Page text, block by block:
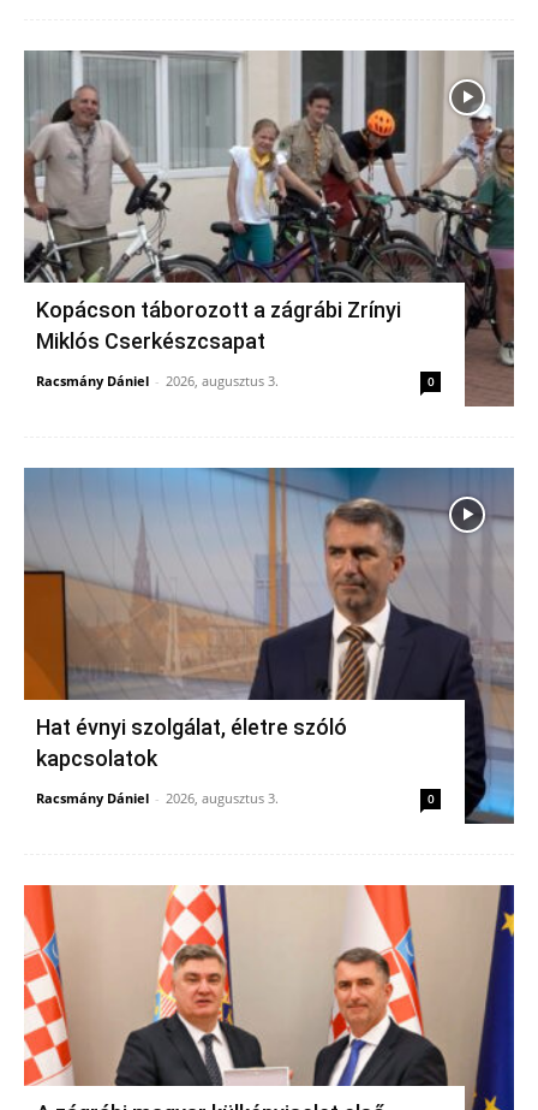
Kopácson táborozott a zágrábi Zrínyi
Miklós Cserkészcsapat
Racsmány Dániel - 2026, augusztus 3. 0
Hat évnyi szolgálat, életre szóló
kapcsolatok
Racsmány Dániel - 2026, augusztus 3. 0